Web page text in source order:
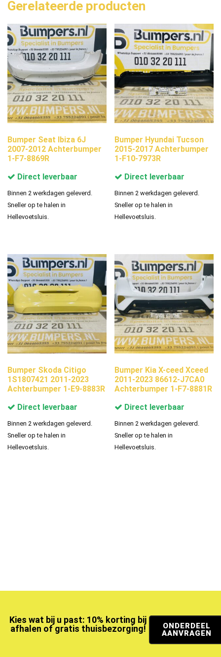
Gerelateerde producten
Bumper Seat Ibiza 6J
2007-2012 Achterbumper
1-F7-8869R
Direct leverbaar
Binnen 2 werkdagen geleverd.
Sneller op te halen in
Hellevoetsluis.
Bumper Hyundai Tucson
2015-2017 Achterbumper
1-F10-7973R
Direct leverbaar
Binnen 2 werkdagen geleverd.
Sneller op te halen in
Hellevoetsluis.
Bumper Skoda Citigo
1S1807421 2011-2023
Achterbumper 1-E9-8883R
Direct leverbaar
Binnen 2 werkdagen geleverd.
Sneller op te halen in
Hellevoetsluis.
Bumper Kia X-ceed Xceed
2011-2023 86612-J7CA0
Achterbumper 1-F7-8881R
Direct leverbaar
Binnen 2 werkdagen geleverd.
Sneller op te halen in
Hellevoetsluis.
Kies wat bij u past: 10% korting bij
afhalen of gratis thuisbezorging!
ONDERDEEL
AANVRAGEN